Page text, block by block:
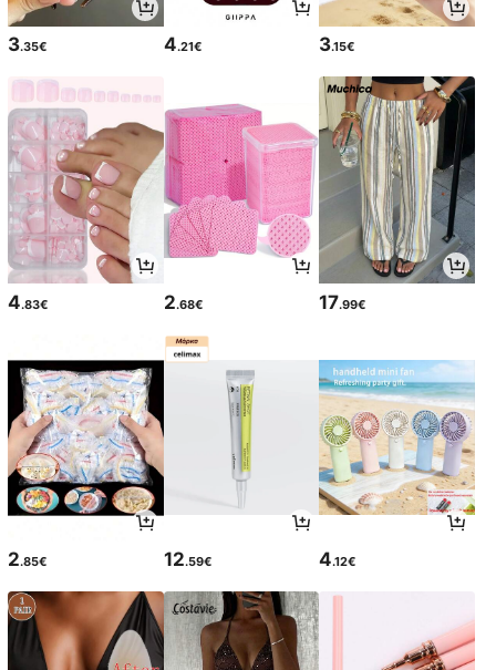
3.35€ 4.21€ 3.15€
4.83€ 2.68€ 17.99€
2.85€ 12.59€ 4.12€